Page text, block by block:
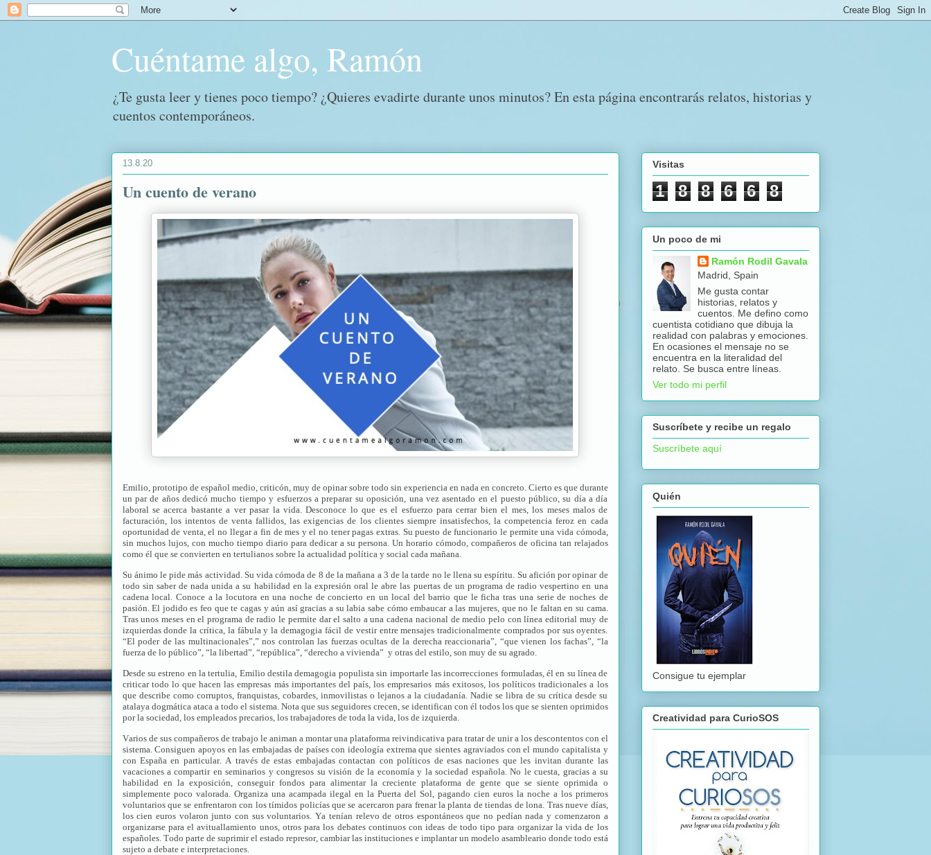
Cuéntame algo, Ramón
¿Te gusta leer y tienes poco tiempo? ¿Quieres evadirte durante unos minutos? En esta página encontrarás relatos, historias y
cuentos contemporáneos.
13.8.20
Un cuento de verano
Emilio, prototipo de español medio, criticón, muy de opinar sobre todo sin experiencia en nada en concreto. Cierto es que durante
un par de años dedicó mucho tiempo y esfuerzos a preparar su oposición, una vez asentado en el puesto público, su día a día
laboral se acerca bastante a ver pasar la vida. Desconoce lo que es el esfuerzo para cerrar bien el mes, los meses malos de
facturación, los intentos de venta fallidos, las exigencias de los clientes siempre insatisfechos, la competencia feroz en cada
oportunidad de venta, el no llegar a fin de mes y el no tener pagas extras. Su puesto de funcionario le permite una vida cómoda,
sin muchos lujos, con mucho tiempo diario para dedicar a su persona. Un horario cómodo, compañeros de oficina tan relajados
como él que se convierten en tertulianos sobre la actualidad política y social cada mañana.
Su ánimo le pide más actividad. Su vida cómoda de 8 de la mañana a 3 de la tarde no le llena su espíritu. Su afición por opinar de
todo sin saber de nada unida a su habilidad en la expresión oral le abre las puertas de un programa de radio vespertino en una
cadena local. Conoce a la locutora en una noche de concierto en un local del barrio que le ficha tras una serie de noches de
pasión. El jodido es feo que te cagas y aún así gracias a su labia sabe cómo embaucar a las mujeres, que no le faltan en su cama.
Tras unos meses en el programa de radio le permite dar el salto a una cadena nacional de medio pelo con línea editorial muy de
izquierdas donde la crítica, la fábula y la demagogia fácil de vestir entre mensajes tradicionalmente comprados por sus oyentes.
“El poder de las multinacionales”,” nos controlan las fuerzas ocultas de la derecha reaccionaria”, “que vienen los fachas”, “la
fuerza de lo público”, “la libertad”, “república”, “derecho a vivienda” y otras del estilo, son muy de su agrado.
Desde su estreno en la tertulia, Emilio destila demagogia populista sin importarle las incorrecciones formuladas, él en su línea de
criticar todo lo que hacen las empresas más importantes del país, los empresarios más exitosos, los políticos tradicionales a los
que describe como corruptos, franquistas, cobardes, inmovilistas o lejanos a la ciudadanía. Nadie se libra de su crítica desde su
atalaya dogmática ataca a todo el sistema. Nota que sus seguidores crecen, se identifican con él todos los que se sienten oprimidos
por la sociedad, los empleados precarios, los trabajadores de toda la vida, los de izquierda.
Varios de sus compañeros de trabajo le animan a montar una plataforma reivindicativa para tratar de unir a los descontentos con el
sistema. Consiguen apoyos en las embajadas de países con ideología extrema que sientes agraviados con el mundo capitalista y
con España en particular. A través de estas embajadas contactan con políticos de esas naciones que les invitan durante las
vacaciones a compartir en seminarios y congresos su visión de la economía y la sociedad española. No le cuesta, gracias a su
habilidad en la exposición, conseguir fondos para alimentar la creciente plataforma de gente que se siente oprimida o
simplemente poco valorada. Organiza una acampada ilegal en la Puerta del Sol, pagando cien euros la noche a los primeros
voluntarios que se enfrentaron con los tímidos policías que se acercaron para frenar la planta de tiendas de lona. Tras nueve días,
los cien euros volaron junto con sus voluntarios. Ya tenían relevo de otros espontáneos que no pedían nada y comenzaron a
organizarse para el avituallamiento unos, otros para los debates continuos con ideas de todo tipo para organizar la vida de los
españoles. Todo parte de suprimir el estado represor, cambiar las instituciones e implantar un modelo asambleario donde todo está
sujeto a debate e interpretaciones.
Visitas
1 8 8 6 6 8
Un poco de mi
Ramón Rodil Gavala
Madrid, Spain
Me gusta contar
historias, relatos y
cuentos. Me defino como
cuentista cotidiano que dibuja la
realidad con palabras y emociones.
En ocasiones el mensaje no se
encuentra en la literalidad del
relato. Se busca entre líneas.
Ver todo mi perfil
Suscríbete y recibe un regalo
Suscríbete aquí
Quién
Consigue tu ejemplar
Creatividad para CurioSOS